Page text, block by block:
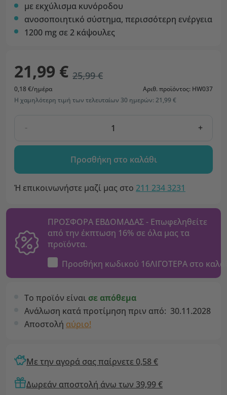
με εκχύλισμα κυνόροδου
ανοσοποιητικό σύστημα, περισσότερη ενέργεια
1200 mg σε 2 κάψουλες
21,99 € 25,99 €
0,18 €/ημέρα
Αριθ. προϊόντος: HW037
Η χαμηλότερη τιμή των τελευταίων 30 ημερών: 21,99 €
- +
Προσθήκη στο καλάθι
Ή επικοινωνήστε μαζί μας στο 211 234 3231
ΠΡΟΣΦΟΡΑ ΕΒΔΟΜΑΔΑΣ - Επωφεληθείτε
από την έκπτωση 16% σε όλα μας τα
προϊόντα.
Προσθήκη κωδικού 16ΛΙΓΟΤΕΡΑ στο
Το προϊόν είναι σε απόθεμα
Ανάλωση κατά προτίμηση πριν από: 30.11.2028
Αποστολή αύριο!
Με την αγορά σας παίρνετε 0,58 €
Δωρεάν αποστολή άνω των 39,99 €